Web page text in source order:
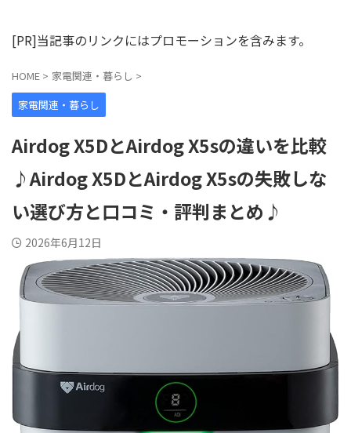
[PR]当記事のリンクにはプロモーションを含みます。
HOME > 家電関連・暮らし >
家電関連・暮らし
Airdog X5DとAirdog X5sの違いを比較
♪Airdog X5DとAirdog X5sの失敗しな
い選び方と口コミ・評判まとめ♪
2026年6月12日